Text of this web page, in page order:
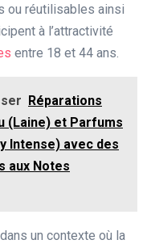
ou réutilisables ainsi
à l’attractivité
entre 18 et 44 ans.
Réparations
(Laine) et Parfums
Intense) avec des
aux Notes
un contexte où la